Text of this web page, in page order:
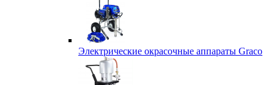
Электрические окрасочные аппараты Graco